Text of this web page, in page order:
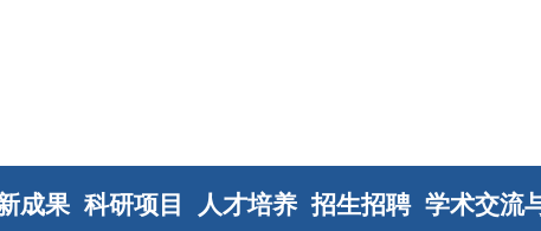
成果 科研项目 人才培养 招生招聘 学术交流